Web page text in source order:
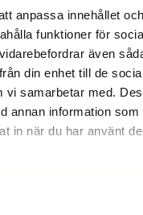
anpassa innehållet och
funktioner för
även
din enhet till de
vi samarbetar med.
annan information som
in när du har använt
smoothie.
citronskivor.
start på